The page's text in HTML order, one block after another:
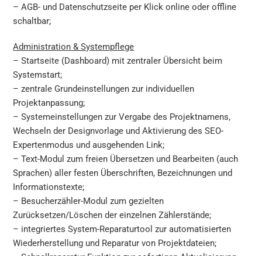
– AGB- und Datenschutzseite per Klick online oder offline
schaltbar;
Administration & Systempflege
– Startseite (Dashboard) mit zentraler Übersicht beim
Systemstart;
– zentrale Grundeinstellungen zur individuellen
Projektanpassung;
– Systemeinstellungen zur Vergabe des Projektnamens,
Wechseln der Designvorlage und Aktivierung des SEO-
Expertenmodus und ausgehenden Link;
– Text-Modul zum freien Übersetzen und Bearbeiten (auch
Sprachen) aller festen Überschriften, Bezeichnungen und
Informationstexte;
– Besucherzähler-Modul zum gezielten
Zurücksetzen/Löschen der einzelnen Zählerstände;
– integriertes System-Reparaturtool zur automatisierten
Wiederherstellung und Reparatur von Projektdateien;